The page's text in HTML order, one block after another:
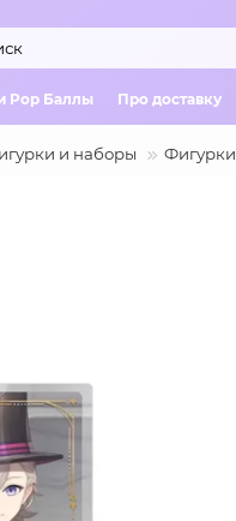
Pop Баллы Про доставку
и наборы Фигурки